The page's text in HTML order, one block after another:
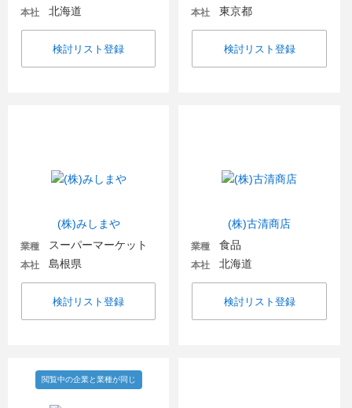
本社 北海道
検討リスト登録
本社 東京都
検討リスト登録
(株)みしまや
業種 スーパーマーケット
本社 島根県
検討リスト登録
(株)古清商店
業種 食品
本社 北海道
検討リスト登録
閲覧中の企業と業種が同じ